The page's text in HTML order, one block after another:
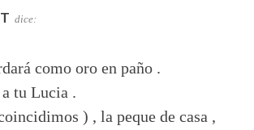
dice:
como oro en paño .
tu Lucia .
) , la peque de casa ,